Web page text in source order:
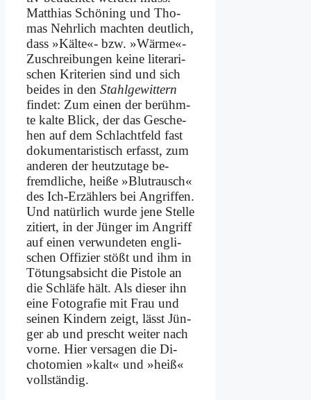
Mat­thi­as Schö­ning und Tho­
mas Nehr­lich mach­ten deut­lich,
dass »Käl­te«- bzw. »Wärme«-
Zuschreibungen kei­ne li­te­ra­ri­
schen Kri­te­ri­en sind und sich
bei­des in den Stahl­ge­wit­tern
fin­det: Zum ei­nen der be­rühm­
te kal­te Blick, der das Ge­sche­
hen auf dem Schlacht­feld fast
do­ku­men­ta­ri­stisch er­fasst, zum
an­de­ren der heut­zu­ta­ge be­
fremd­li­che, hei­ße »Blut­rausch«
des Ich-Er­zäh­lers bei An­grif­fen.
Und na­tür­lich wur­de je­ne Stel­le
zi­tiert, in der Jün­ger im An­griff
auf ei­nen ver­wun­de­ten eng­li­
schen Of­fi­zier stößt und ihm in
Tö­tungs­ab­sicht die Pi­sto­le an
die Schlä­fe hält. Als die­ser ihn
ei­ne Fo­to­gra­fie mit Frau und
sei­nen Kin­dern zeigt, lässt Jün­
ger ab und prescht wei­ter nach
vor­ne. Hier ver­sa­gen die Di­
cho­to­mien »kalt« und »heiß«
voll­stän­dig.